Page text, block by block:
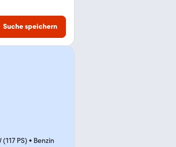
Suche speichern
PS) • Benzin